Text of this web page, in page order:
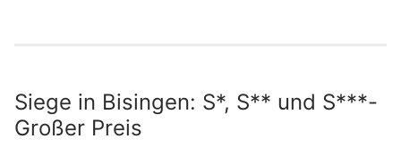
Siege in Bisingen: S*, S** und S***-
Großer Preis